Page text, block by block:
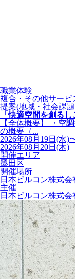
職業体験
複合・その他サービ
提案(地域・社会課
「快適空間を創るし
【全体概要】 ・空
の概要（...
2026年08月19日(水)
2026年08月20日(木)
開催エリア
墨田区
開催場所
日本ビルコン株式
主催
日本ビルコン株式会